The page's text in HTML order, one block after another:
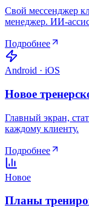
Свой мессенджер
менеджер. ИИ-
Подробнее
Android · iOS
Новое
Главный экран,
каждому клиенту.
Подробнее
Новое
Планы